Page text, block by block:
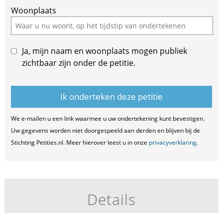
this
field
Woonplaats
Ja, mijn naam en woonplaats mogen publiek
zichtbaar zijn onder de petitie.
We e-mailen u een link waarmee u uw ondertekening kunt bevestigen.
Uw gegevens worden niet doorgespeeld aan derden en blijven bij de
Stichting Petities.nl. Meer hierover leest u in onze privacyverklaring.
Details